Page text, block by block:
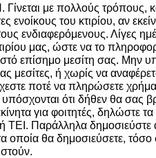
με πολλούς τρόπους,
ενοίκους του κτιρίου, αν
ενδιαφερόμενους. Λίγες
μας, ώστε να το
επίσημο μεσίτη σας. Μην
μεσίτες, ή χωρίς να
ποτέ να πληρώσετε
ότι δήθεν θα σας
για φοιτητές, δηλώστε
ΤΕΙ. Παράλληλα
οποία θα δημοσιεύσετε, τόσο